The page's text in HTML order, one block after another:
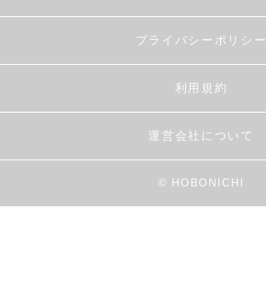
プライバシーポリシー
利用規約
運営会社について
© HOBONICHI